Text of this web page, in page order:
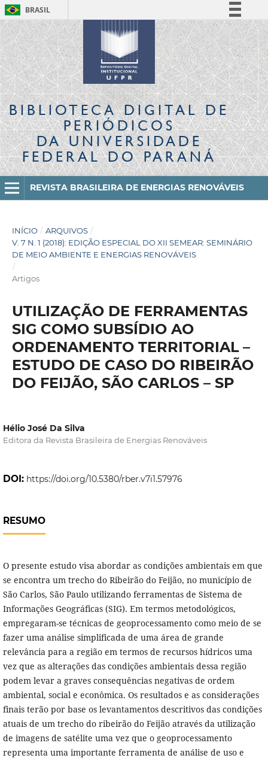
BRASIL
Simplifique!
Comunica BR
Participe
Acesso à informação
Legislação
Canais
BIBLIOTECA DIGITALDE
PERIÓDICOS
DA UNIVERSIDADE
FEDERAL DO PARANÁ
REVISTA BRASILEIRA DE ENERGIAS RENOVÁVEIS
INÍCIO / ARQUIVOS /
V. 7 N. 1 (2018): EDIÇÃO ESPECIAL DO XII SEMEAR: SEMINÁRIO
DE MEIO AMBIENTE E ENERGIAS RENOVÁVEIS
/
Artigos
UTILIZAÇÃO DE FERRAMENTAS
SIG COMO SUBSÍDIO AO
ORDENAMENTO TERRITORIAL –
ESTUDO DE CASO DO RIBEIRÃO
DO FEIJÃO, SÃO CARLOS – SP
Hélio José Da Silva
Editora da Revista Brasileira de Energias Renováveis
DOI: https://doi.org/10.5380/rber.v7i1.57976
RESUMO
O presente estudo visa abordar as condições ambientais em que
se encontra um trecho do Ribeirão do Feijão, no município de
São Carlos, São Paulo utilizando ferramentas de Sistema de
Informações Geográficas (SIG). Em termos metodológicos,
empregaram-se técnicas de geoprocessamento como meio de se
fazer uma análise simplificada de uma área de grande
relevância para a região em termos de recursos hídricos uma
vez que as alterações das condições ambientais dessa região
podem levar a graves consequências negativas de ordem
ambiental, social e econômica. Os resultados e as considerações
finais terão por base os levantamentos descritivos das condições
atuais de um trecho do ribeirão do Feijão através da utilização
de imagens de satélite uma vez que o geoprocessamento
representa uma importante ferramenta de análise de uso e